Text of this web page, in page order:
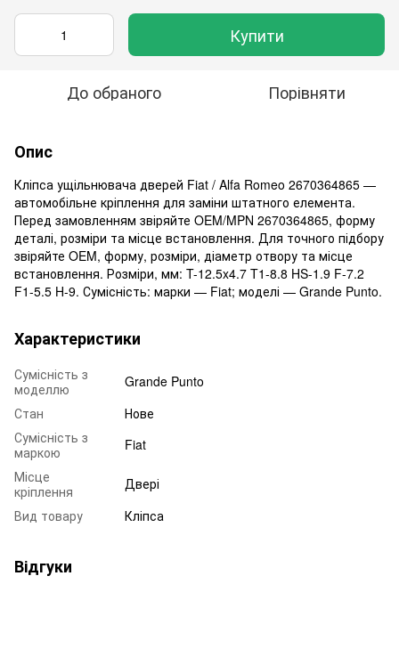
Купити
До обраного Порівняти
Опис
Кліпса ущільнювача дверей Fiat / Alfa Romeo 2670364865 —
автомобільне кріплення для заміни штатного елемента.
Перед замовленням звіряйте OEM/MPN 2670364865, форму
деталі, розміри та місце встановлення. Для точного підбору
звіряйте OEM, форму, розміри, діаметр отвору та місце
встановлення. Розміри, мм: T-12.5x4.7 T1-8.8 HS-1.9 F-7.2
F1-5.5 H-9. Сумісність: марки — Fiat; моделі — Grande Punto.
Характеристики
Сумісність з
моделлю
Grande Punto
Стан
Нове
Сумісність з
маркою
Fiat
Місце
кріплення
Двері
Вид товару
Кліпса
Відгуки